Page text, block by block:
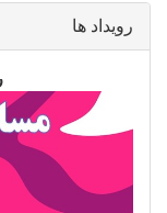
رویداد ها